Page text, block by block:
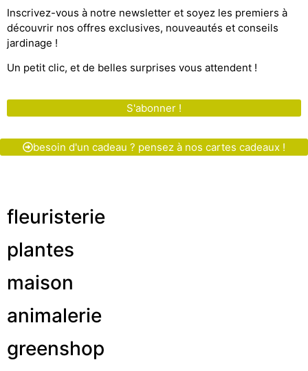
Inscrivez-vous à notre newsletter et soyez les premiers à
découvrir nos offres exclusives, nouveautés et conseils
jardinage !
Un petit clic, et de belles surprises vous attendent !
S'abonner !
besoin d'un cadeau ? pensez à nos cartes cadeaux !
fleuristerie
plantes
maison
animalerie
greenshop